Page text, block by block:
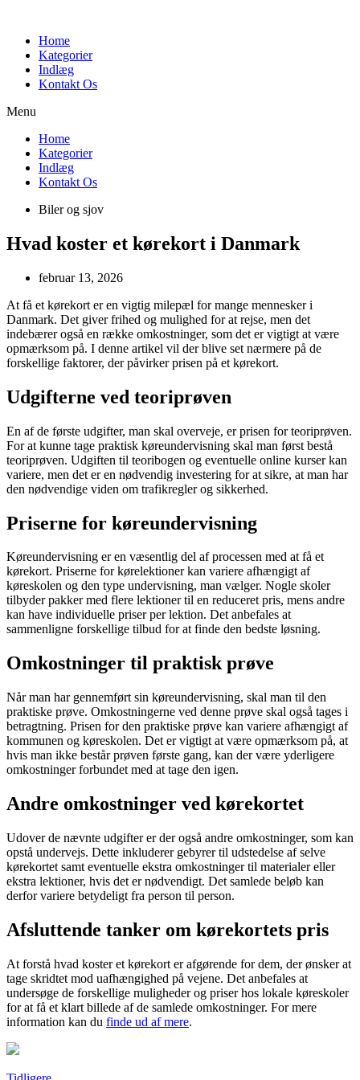
indholdHome
Kategorier
Indlæg
Kontakt Os
Menu
Home
Kategorier
Indlæg
Kontakt Os
Biler og sjov
Hvad koster et kørekort i Danmark
februar 13, 2026
At få et kørekort er en vigtig milepæl for mange mennesker i
Danmark. Det giver frihed og mulighed for at rejse, men det
indebærer også en række omkostninger, som det er vigtigt at være
opmærksom på. I denne artikel vil der blive set nærmere på de
forskellige faktorer, der påvirker prisen på et kørekort.
Udgifterne ved teoriprøven
En af de første udgifter, man skal overveje, er prisen for teoriprøven.
For at kunne tage praktisk køreundervisning skal man først bestå
teoriprøven. Udgiften til teoribogen og eventuelle online kurser kan
variere, men det er en nødvendig investering for at sikre, at man har
den nødvendige viden om trafikregler og sikkerhed.
Priserne for køreundervisning
Køreundervisning er en væsentlig del af processen med at få et
kørekort. Priserne for kørelektioner kan variere afhængigt af
køreskolen og den type undervisning, man vælger. Nogle skoler
tilbyder pakker med flere lektioner til en reduceret pris, mens andre
kan have individuelle priser per lektion. Det anbefales at
sammenligne forskellige tilbud for at finde den bedste løsning.
Omkostninger til praktisk prøve
Når man har gennemført sin køreundervisning, skal man til den
praktiske prøve. Omkostningerne ved denne prøve skal også tages i
betragtning. Prisen for den praktiske prøve kan variere afhængigt af
kommunen og køreskolen. Det er vigtigt at være opmærksom på, at
hvis man ikke består prøven første gang, kan der være yderligere
omkostninger forbundet med at tage den igen.
Andre omkostninger ved kørekortet
Udover de nævnte udgifter er der også andre omkostninger, som kan
opstå undervejs. Dette inkluderer gebyrer til udstedelse af selve
kørekortet samt eventuelle ekstra omkostninger til materialer eller
ekstra lektioner, hvis det er nødvendigt. Det samlede beløb kan
derfor variere betydeligt fra person til person.
Afsluttende tanker om kørekortets pris
At forstå hvad koster et kørekort er afgørende for dem, der ønsker at
tage skridtet mod uafhængighed på vejene. Det anbefales at
undersøge de forskellige muligheder og priser hos lokale køreskoler
for at få et klart billede af de samlede omkostninger. For mere
information kan du finde ud af mere.